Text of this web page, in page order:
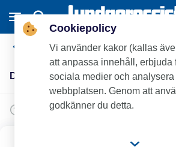
Diverse reservdelar
Diverse reservdelar (1)
Cookiepolicy
Vi använder kakor (kallas
att anpassa innehåll, erbjuda
sociala medier och analysera
webbplatsen. Genom att
godkänner du detta.